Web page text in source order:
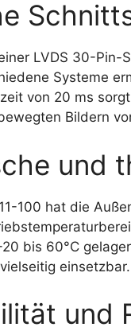
LVDS 30-
Systeme
von 20 ms
Bildern
und
100 hat die
bis 60°C
einsetzbar.
und